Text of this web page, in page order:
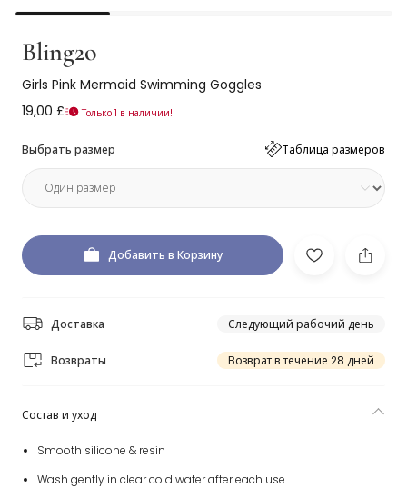
Bling2o
Girls Pink Mermaid Swimming Goggles
19,00 £
Только 1 в наличии!
Выбрать размер Таблица размеров
Добавить в Корзину
Доставка Следующий рабочий день
Возвраты Возврат в течение 28 дней
Состав и уход
Smooth silicone & resin
Wash gently in clear cold water after each use